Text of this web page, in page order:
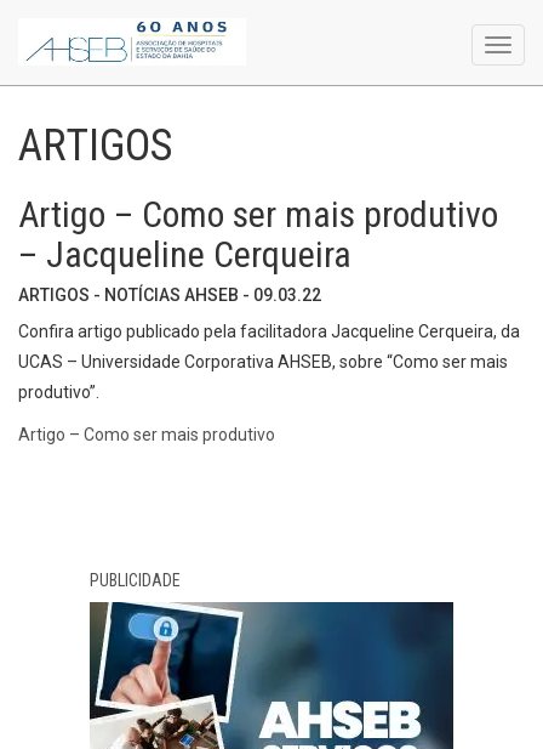
ARTIGOS
Artigo – Como ser mais produtivo
– Jacqueline Cerqueira
ARTIGOS - NOTÍCIAS AHSEB - 09.03.22
Confira artigo publicado pela facilitadora Jacqueline Cerqueira, da
UCAS – Universidade Corporativa AHSEB, sobre “Como ser mais
produtivo”.
Artigo – Como ser mais produtivo
PUBLICIDADE